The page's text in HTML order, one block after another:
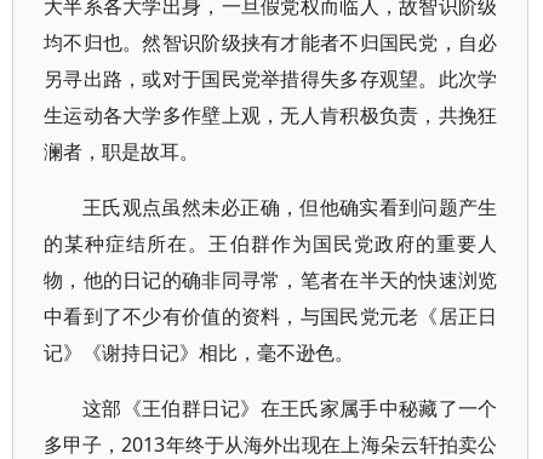
大半系各大学出身，一旦假党权而临人，故智识阶级
均不归也。然智识阶级挟有才能者不归国民党，自必
另寻出路，或对于国民党举措得失多存观望。此次学
生运动各大学多作壁上观，无人肯积极负责，共挽狂
澜者，职是故耳。
王氏观点虽然未必正确，但他确实看到问题产生
的某种症结所在。王伯群作为国民党政府的重要人
物，他的日记的确非同寻常，笔者在半天的快速浏览
中看到了不少有价值的资料，与国民党元老《居正日
记》《谢持日记》相比，毫不逊色。
这部《王伯群日记》在王氏家属手中秘藏了一个
多甲子，2013年终于从海外出现在上海朵云轩拍卖公